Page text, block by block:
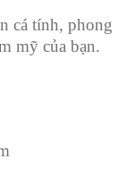
cá tính, phong
mỹ của bạn.